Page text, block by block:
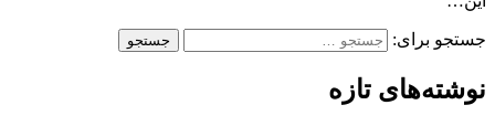
جستجو برای:
نوشته‌های تازه